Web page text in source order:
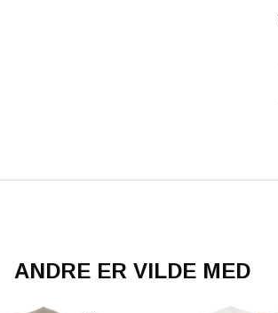
ANDRE ER VILDE MED